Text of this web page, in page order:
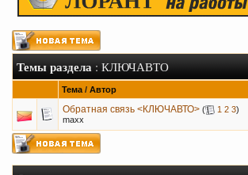
Темы раздела: КЛЮЧАВТО
Тема / Автор
Обратная связь <КЛЮЧАВТО> ( 1 2 3)
maxx